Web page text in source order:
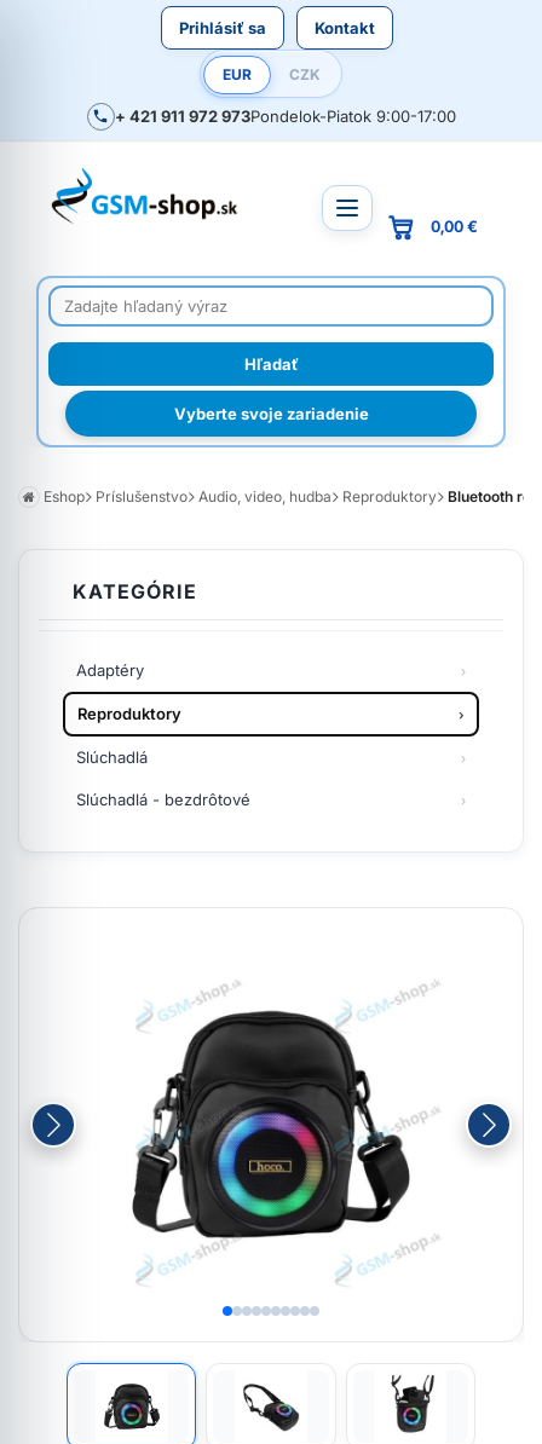
Prihlásiť sa Kontakt
EUR CZK
+ 421 911 972 973Pondelok-Piatok 9:00-17:00
Vyberte svoje zariadenie
0,00 €
Eshop Príslušenstvo Audio, video, hudba Reproduktory Bluetooth
KATEGÓRIE
Adaptéry
Reproduktory
Slúchadlá
Slúchadlá - bezdrôtové